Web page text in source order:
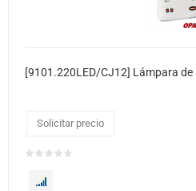
[9101.220LED/CJ12] Lámpara de
Solicitar precio